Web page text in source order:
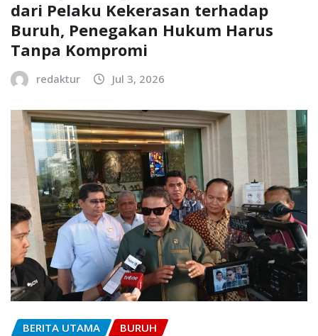
dari Pelaku Kekerasan terhadap
Buruh, Penegakan Hukum Harus
Tanpa Kompromi
redaktur Jul 3, 2026
BERITA UTAMA BURUH